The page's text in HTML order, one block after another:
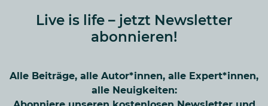
Live is life – jetzt Newsletter
abonnieren!
Alle Beiträge, alle Autor*innen, alle Expert*innen,
alle Neuigkeiten: